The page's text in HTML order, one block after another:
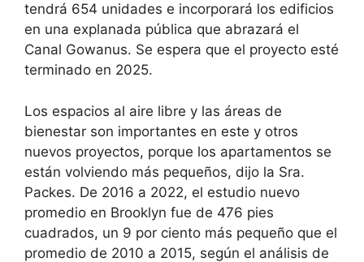
tendrá 654 unidades e incorporará los edificios
en una explanada pública que abrazará el
Canal Gowanus. Se espera que el proyecto esté
terminado en 2025.
Los espacios al aire libre y las áreas de
bienestar son importantes en este y otros
nuevos proyectos, porque los apartamentos se
están volviendo más pequeños, dijo la Sra.
Packes. De 2016 a 2022, el estudio nuevo
promedio en Brooklyn fue de 476 pies
cuadrados, un 9 por ciento más pequeño que el
promedio de 2010 a 2015, según el análisis de